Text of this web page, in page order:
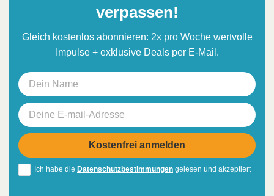
verpassen!
Gleich kostenlos abonnieren: 2x pro Woche wertvolle
Impulse + exklusive Deals per E-Mail.
Ich habe die Datenschutzbestimmungen gelesen und akzeptiert